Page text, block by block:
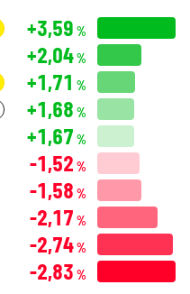
+3,59 %
+2,04%
+1,71 %
+1,68 %
+1,67 %
-1,52 %
-1,58 %
-2,17 %
-2,74%
-2,83 %